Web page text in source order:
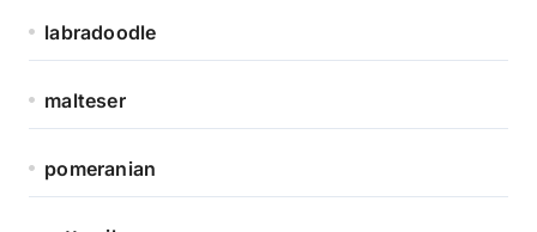
labradoodle
malteser
pomeranian